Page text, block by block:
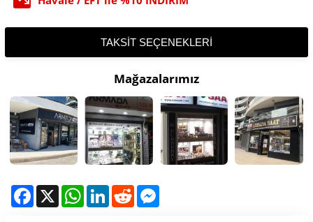
TAKSIT SEÇENEKLERI
Mağazalarımız
Facebook
X WhatsAppLinkedInReddit